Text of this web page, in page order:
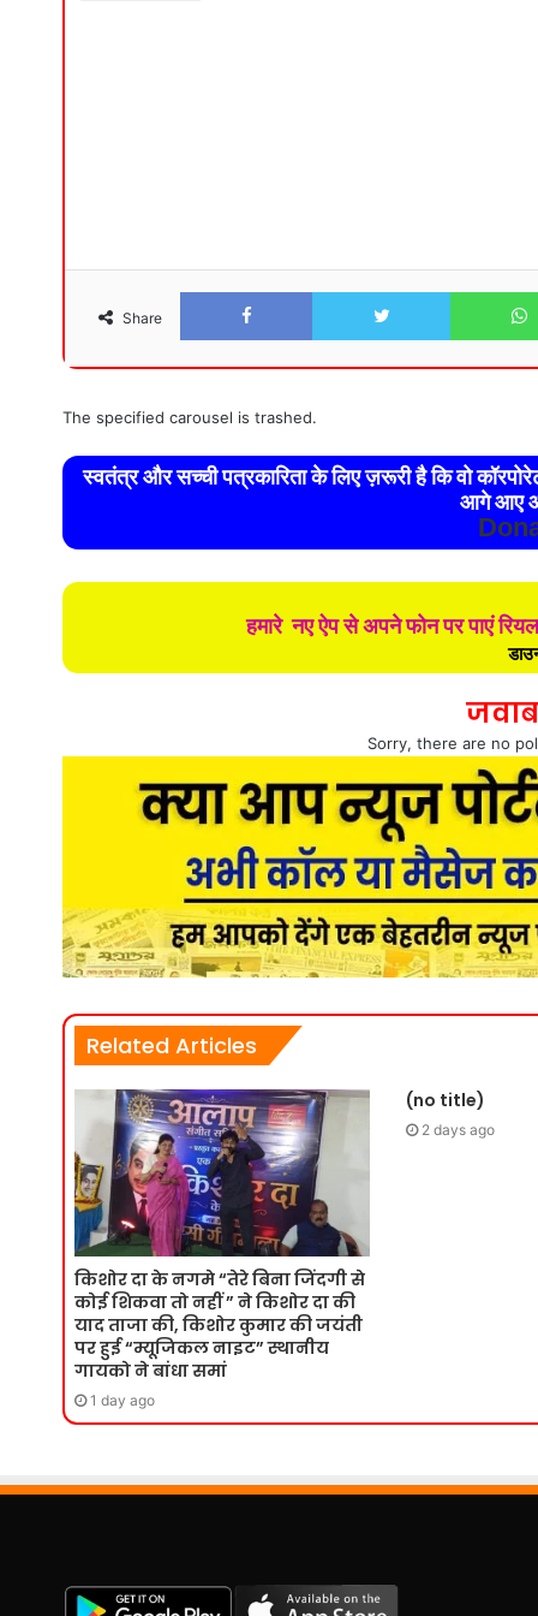
Share
Facebook Twitter
The specified carousel is trashed.
स्वतंत्र और सच्ची पत्रकारिता के लिए ज़रूरी है कि वो
आगे आए
हमारे नए ऐप से अपने फोन पर पाएं
Sorry, there are no
Related Articles
किशोर दा के नगमे “तेरे बिना जिंदगी से
कोई शिकवा तो नहीं ” ने किशोर दा की
याद ताजा की, किशोर कुमार की जयंती
पर हुई “म्यूजिकल नाइट” स्थानीय
गायको ने बांधा समां
1 day ago
(no title)
2 days ago